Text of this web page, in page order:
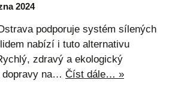
2024
podporuje systém sílených
nabízí i tuto alternativu
zdravý a ekologický
dopravy na… Číst dále… »